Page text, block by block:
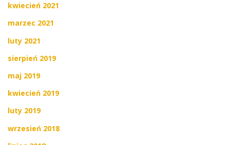
kwiecień 2021
marzec 2021
luty 2021
sierpień 2019
maj 2019
kwiecień 2019
luty 2019
wrzesień 2018